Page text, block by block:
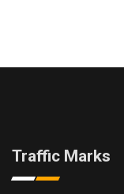
Traffic Marks